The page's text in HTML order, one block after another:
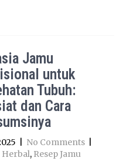
Jamu
untuk
Tubuh:
dan Cara
No Comments
Herbal, Resep Jamu